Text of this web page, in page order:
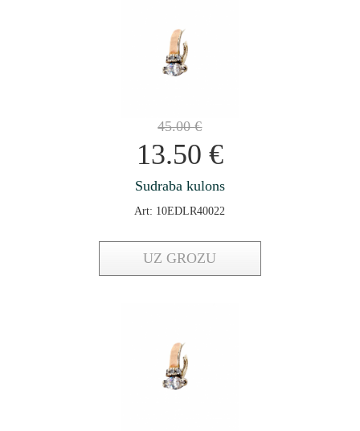
45.00€
13.50 €
Sudraba kulons
Art: 10EDLR40022
UZ GROZU